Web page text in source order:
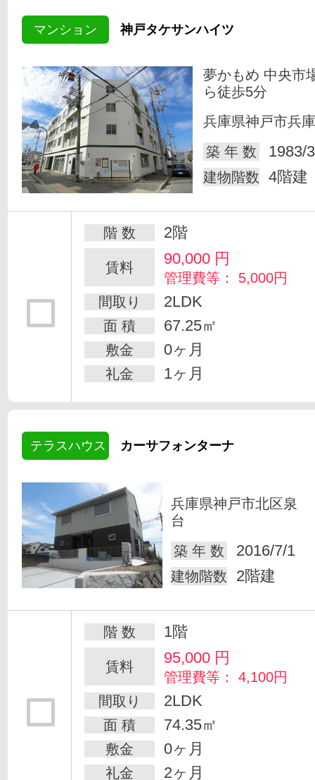
マンション 神戸タケサンハイツ
夢かもめ 中央市
ら徒歩5分
兵庫県神戸市兵
築 年 数
1983/
建物階数 4階建
階 数 2階
賃料 90,000 円
管理費等： 5,000円
間取り
2LDK
面 積 67.25㎡
敷金 0ヶ月
礼金 1ヶ月
テラスハウス カーサフォンターナ
兵庫県神戸市北区泉
台
築 年 数
2016/7/1
建物階数 2階建
階 数 1階
賃料 95,000 円
管理費等： 4,100円
間取り
2LDK
面 積 74.35㎡
敷金 0ヶ月
礼金 2ヶ月